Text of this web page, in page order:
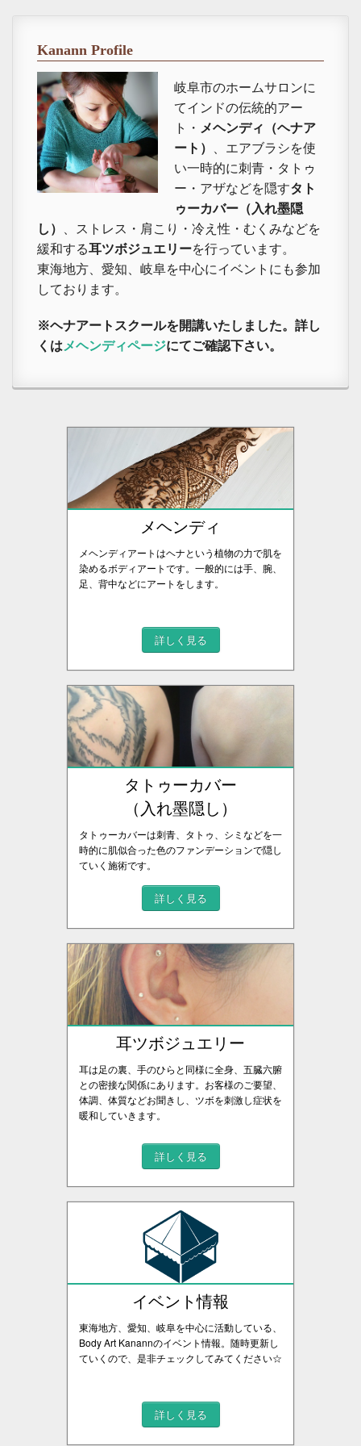
Kanann Profile
岐阜市のホームサロンに
てインドの伝統的アー
ト・ メヘンディ（ヘナア
ート）
、エアブラシを使
い一時的に刺青・タトゥ
ー・アザなどを隠すタト
ゥーカバー（入れ墨隠
し）
、ストレス・肩こり・冷え性・むくみなどを
緩和する耳ツボジュエリーを行っています。
東海地方、愛知、岐阜を中心にイベントにも参加
しております。
※ヘナアートスクールを開講いたしました。詳し
くはメヘンディページにてご確認下さい。
メヘンディ
メヘンディアートはヘナという植物の力で肌を
染めるボディアートです。一般的には手、腕、
足、背中などにアートをします。
詳しく見る
タトゥーカバー
（入れ墨隠し）
タトゥーカバーは刺青、タトゥ、シミなどを一
時的に肌似合った色のファンデーションで隠し
ていく施術です。
詳しく見る
耳ツボジュエリー
耳は足の裏、手のひらと同様に全身、五臓六腑
との密接な関係にあります。お客様のご要望、
体調、体質などお聞きし、ツボを刺激し症状を
暖和していきます。
詳しく見る
イベント情報
東海地方、愛知、岐阜を中心に活動している、
Body Art Kanannのイベント情報。随時更新し
ていくので、是非チェックしてみてください☆
詳しく見る